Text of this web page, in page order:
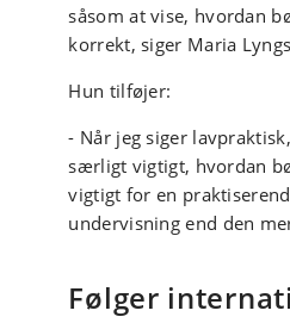
såsom at vise, hvordan
korrekt, siger Maria
Hun tilføjer:
- Når jeg siger
særligt vigtigt, hvordan
vigtigt for en
undervisning end den
Følger